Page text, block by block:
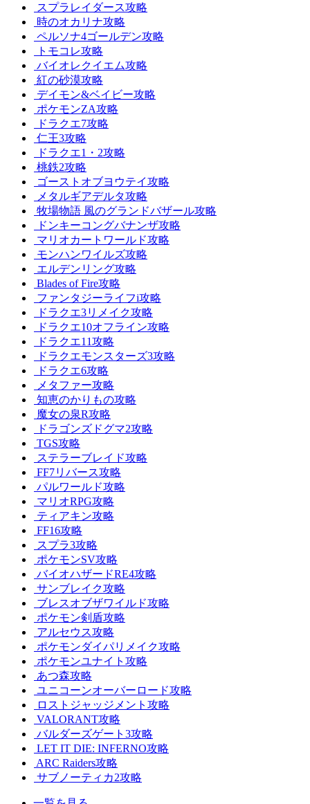
スプラレイダース攻略
時のオカリナ攻略
ペルソナ4ゴールデン攻略
トモコレ攻略
バイオレクイエム攻略
紅の砂漠攻略
デイモン&ベイビー攻略
ポケモンZA攻略
ドラクエ7攻略
仁王3攻略
ドラクエ1・2攻略
桃鉄2攻略
ゴーストオブヨウテイ攻略
メタルギアデルタ攻略
牧場物語 風のグランドバザール攻略
ドンキーコングバナンザ攻略
マリオカートワールド攻略
モンハンワイルズ攻略
エルデンリング攻略
Blades of Fire攻略
ファンタジーライフi攻略
ドラクエ3リメイク攻略
ドラクエ10オフライン攻略
ドラクエ11攻略
ドラクエモンスターズ3攻略
ドラクエ6攻略
メタファー攻略
知恵のかりもの攻略
魔女の泉R攻略
ドラゴンズドグマ2攻略
TGS攻略
ステラーブレイド攻略
FF7リバース攻略
パルワールド攻略
マリオRPG攻略
ティアキン攻略
FF16攻略
スプラ3攻略
ポケモンSV攻略
バイオハザードRE4攻略
サンブレイク攻略
ブレスオブザワイルド攻略
ポケモン剣盾攻略
アルセウス攻略
ポケモンダイパリメイク攻略
ポケモンユナイト攻略
あつ森攻略
ユニコーンオーバーロード攻略
ロストジャッジメント攻略
VALORANT攻略
バルダーズゲート3攻略
LET IT DIE: INFERNO攻略
ARC Raiders攻略
サブノーティカ2攻略